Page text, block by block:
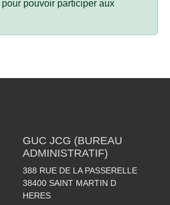
pour pouvoir participer aux
GUC JCG (BUREAU
ADMINISTRATIF)
388 RUE DE LA PASSERELLE
38400 SAINT MARTIN D
HERES